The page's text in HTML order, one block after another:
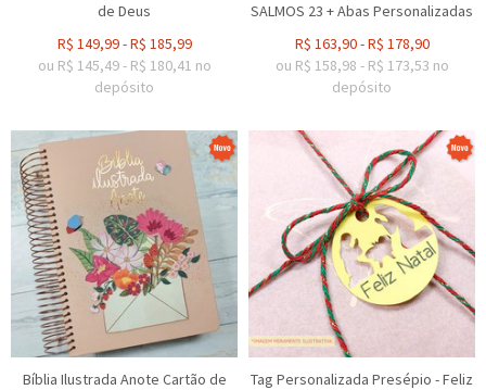
de Deus
R$ 149,99-R$ 185,99
ou R$ 145,49- R$ 180,41 no
depósito
SALMOS 23 + Abas Personalizadas
R$ 163,90-R$ 178,90
ou R$ 158,98 - R$ 173,53 no
depósito
Bíblia Ilustrada Anote Cartão de
Tag Personalizada Presépio - Feliz